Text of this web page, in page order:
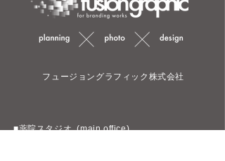
​ フュージョングラフィック株式会社
■薬院スタジオ (main office)